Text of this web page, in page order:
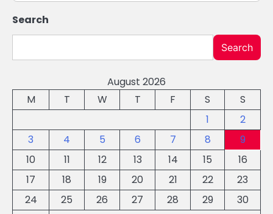
Search
Search
August 2026
M
T W T F S
S
1
2
3
4 5 6 7 8
9
10
11 12 13 14 15
16
17
18 19 20 21 22
23
24
25 26 27 28 29
30